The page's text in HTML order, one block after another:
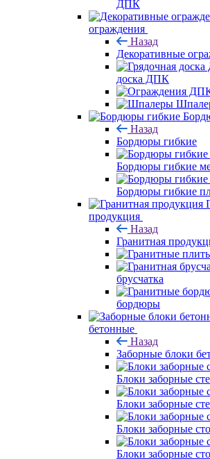
ДПК
ограждения
Назад
Декоративные
доска ДПК
Назад
Бордюры гибкие
Бордюры гибкие
Бордюры гибкие
продукция
Назад
Гранитная
брусчатка
бордюры
бетонные
Назад
Заборные блоки
Блоки заборные
Блоки заборные
Блоки заборные
Блоки заборные